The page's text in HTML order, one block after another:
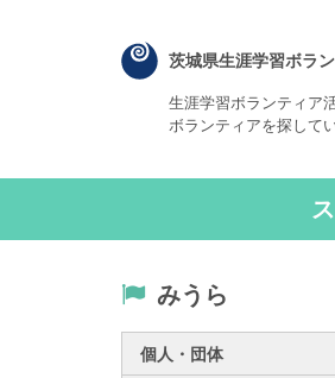
茨城県生涯学習ボラ
生涯学習ボランティア
ボランティアを探して
みうら
個人・団体